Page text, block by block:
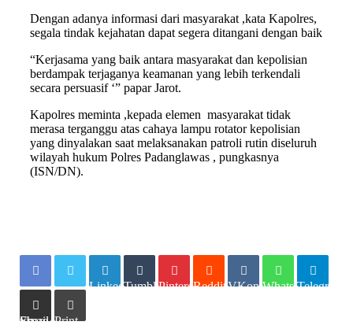
Dengan adanya informasi dari masyarakat ,kata Kapolres,
segala tindak kejahatan dapat segera ditangani dengan baik
“Kerjasama yang baik antara masyarakat dan kepolisian
berdampak terjaganya keamanan yang lebih terkendali
secara persuasif ‘” papar Jarot.
Kapolres meminta ,kepada elemen masyarakat tidak
merasa terganggu atas cahaya lampu rotator kepolisian
yang dinyalakan saat melaksanakan patroli rutin diseluruh
wilayah hukum Polres Padanglawas , pungkasnya
(ISN/DN).
LinkedInTumblrPinterestReddit VKontakteWhatsAppTelegram
Share via Email Print